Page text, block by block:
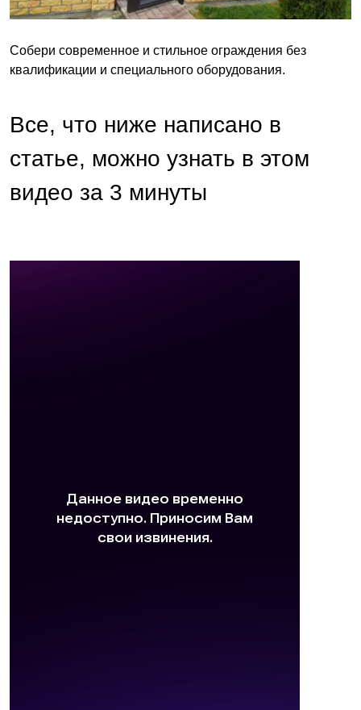
Собери современное и стильное ограждения без
квалификации и специального оборудования.
Все, что ниже написано в
статье, можно узнать в этом
видео за 3 минуты